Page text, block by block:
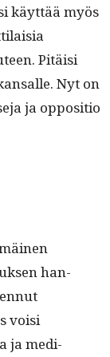
käyt­tää myös
Pitäisi
Nyt on
ja oppo­si­tio
han­
voisi
ja medi­